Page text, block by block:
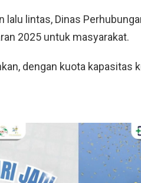
lalu lintas, Dinas
2025 untuk masyarakat.
dengan kuota kapasitas